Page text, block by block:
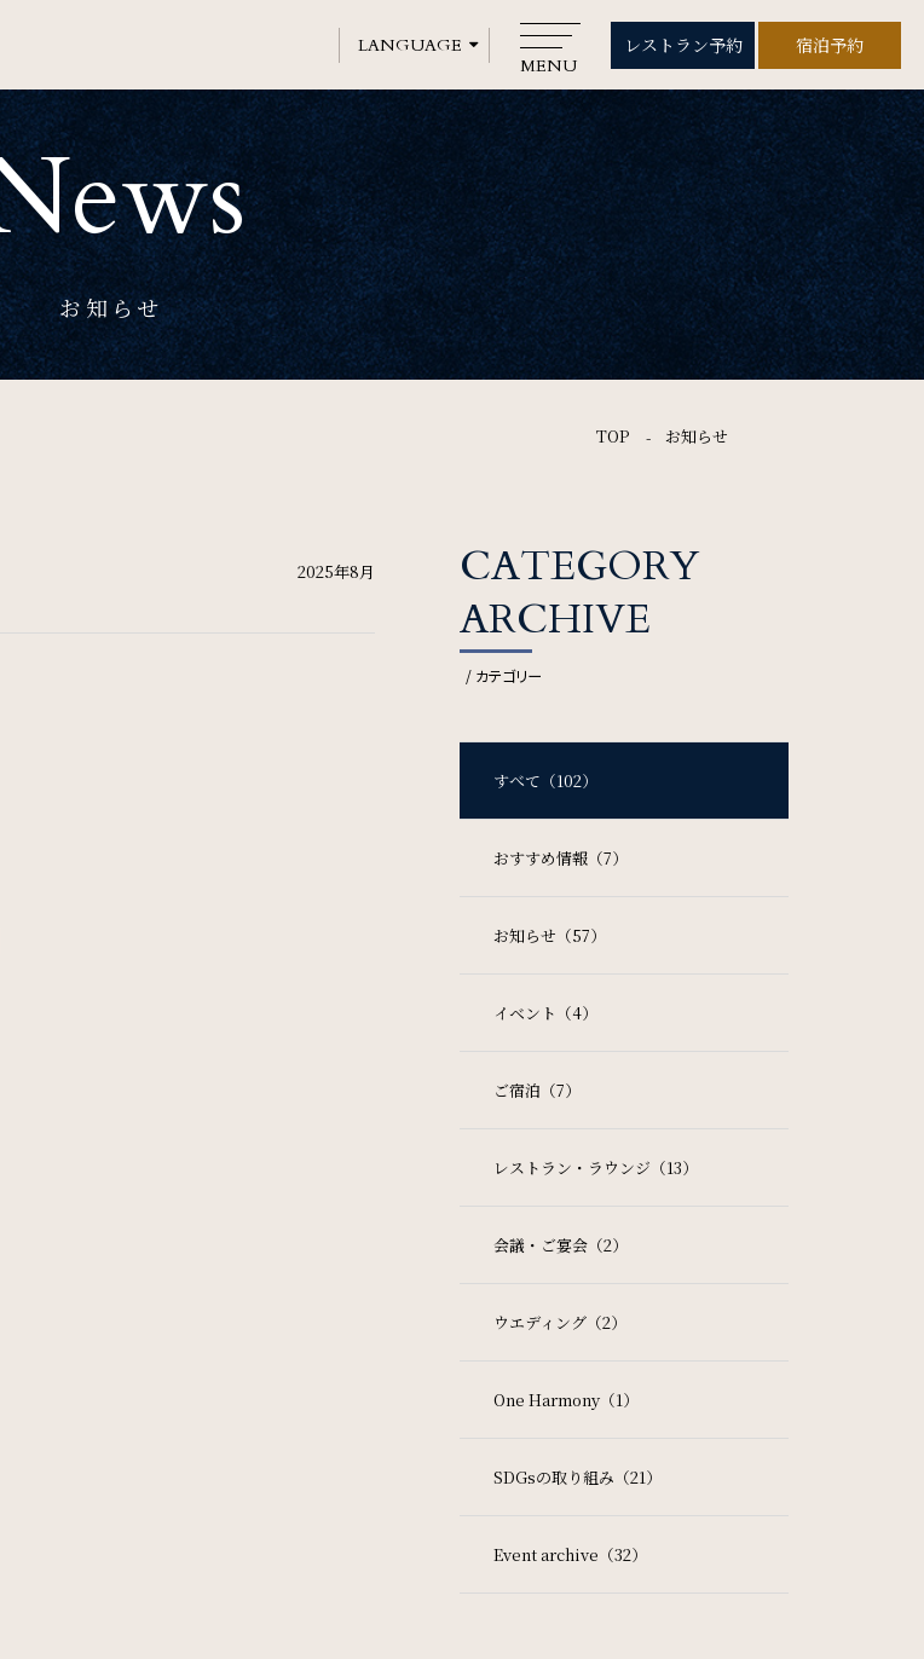
MENU
レストラン予約 宿泊予約
レストラン予約 宿泊予約
日航熊本のご案内
Rooms
ご宿泊
ご宴会
Wedding
ウエディング
FAQ
よくある質問
Contact
ト
お知らせ
TOP お知らせ
2025年8月
CATEGORY
ARCHIVE
/ カテゴリー
すべて（102）
おすすめ情報（7）
お知らせ（57）
イベント（4）
ご宿泊（7）
レストラン・ラウンジ（13）
会議・ご宴会（2）
ウエディング（2）
One Harmony（1）
SDGsの取り組み（21）
Event archive（32）